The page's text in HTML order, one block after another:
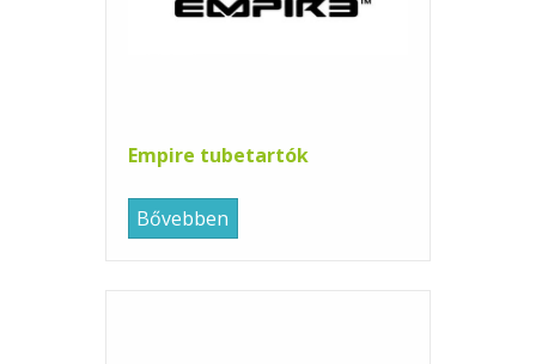
Empire tubetartók
Bővebben